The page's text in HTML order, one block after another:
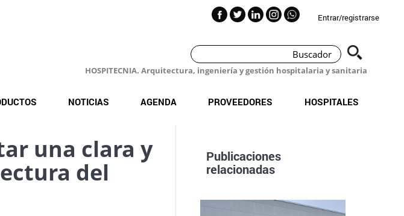
Entrar/registrarse
HOSPITECNIA. Arquitectura, ingeniería y gestión hospitalaria y sanitaria
NOTICIAS AGENDA PROVEEDORES HOSPITALES
una clara y
del
Publicaciones
relacionadas